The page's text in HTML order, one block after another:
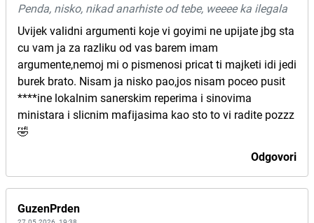
Penda, nisko, nikad anarhiste od tebe, weeee ka ilegala
Uvijek validni argumenti koje vi goyimi ne upijate jbg sta
cu vam ja za razliku od vas barem imam
argumente,nemoj mi o pismenosi pricat ti majketi idi jedi
burek brato. Nisam ja nisko pao,jos nisam poceo pusit
****ine lokalnim sanerskim reperima i sinovima
ministara i slicnim mafijasima kao sto to vi radite pozzz
🤣
Odgovori
GuzenPrden